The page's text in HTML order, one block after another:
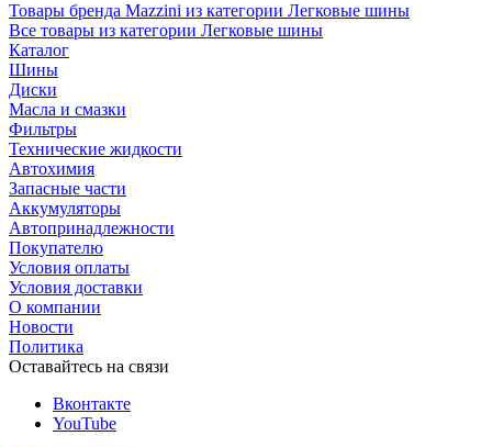
Товары бренда Mazzini из категории Легковые шины
Все товары из категории Легковые шины
Каталог
Шины
Диски
Масла и смазки
Фильтры
Технические жидкости
Автохимия
Запасные части
Аккумуляторы
Автопринадлежности
Покупателю
Условия оплаты
Условия доставки
О компании
Новости
Политика
Оставайтесь на связи
Вконтакте
YouTube